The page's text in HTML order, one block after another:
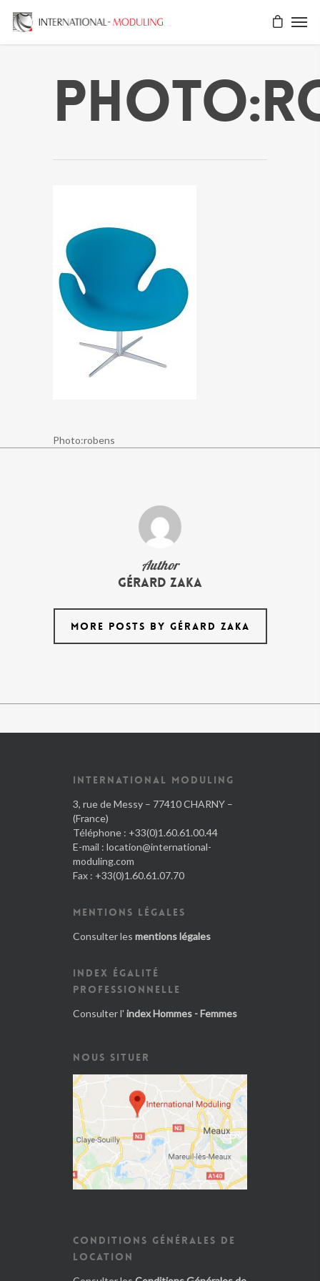
Photo:robens
Author
Gérard Zaka
MORE POSTS BY GÉRARD ZAKA
INTERNATIONAL MODULING
3, rue de Messy – 77410 CHARNY –
(France)
Téléphone : +33(0)1.60.61.00.44
E-mail : location@international-
moduling.com
Fax : +33(0)1.60.61.07.70
MENTIONS LÉGALES
Consulter les mentions légales
INDEX ÉGALITÉ
PROFESSIONNELLE
Consulter l' index Hommes - Femmes
NOUS SITUER
CONDITIONS GÉNÉRALES DE
LOCATION